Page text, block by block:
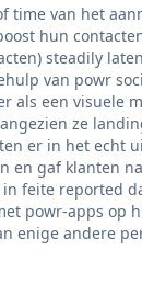
time van het
hun
steadily
van powr
als een visuele
ze
er in het echt
en gaf klanten
feite reported
powr-apps op
enige andere